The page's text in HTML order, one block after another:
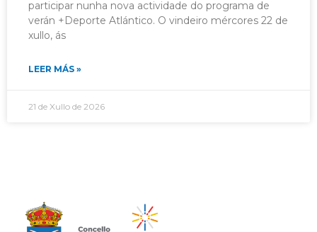
participar nunha nova actividade do programa de
verán +Deporte Atlántico. O vindeiro mércores 22 de
xullo, ás
LEER MÁS »
21 de Xullo de 2026